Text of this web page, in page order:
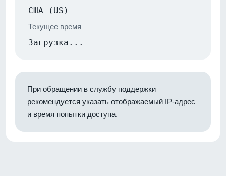
США (US)
Текущее время
Загрузка...
При обращении в службу поддержки
рекомендуется указать отображаемый IP-адрес
и время попытки доступа.